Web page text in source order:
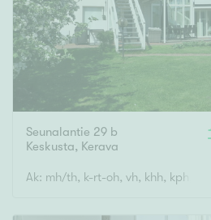
Seunalantie 29 b
Keskusta, Kerava
Ak: mh/th, k-rt-oh, vh, khh, kph, s.